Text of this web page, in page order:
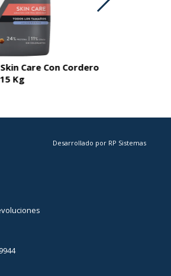
Care Con Cordero
15 Kg
Desarrollado por RP Sistemas